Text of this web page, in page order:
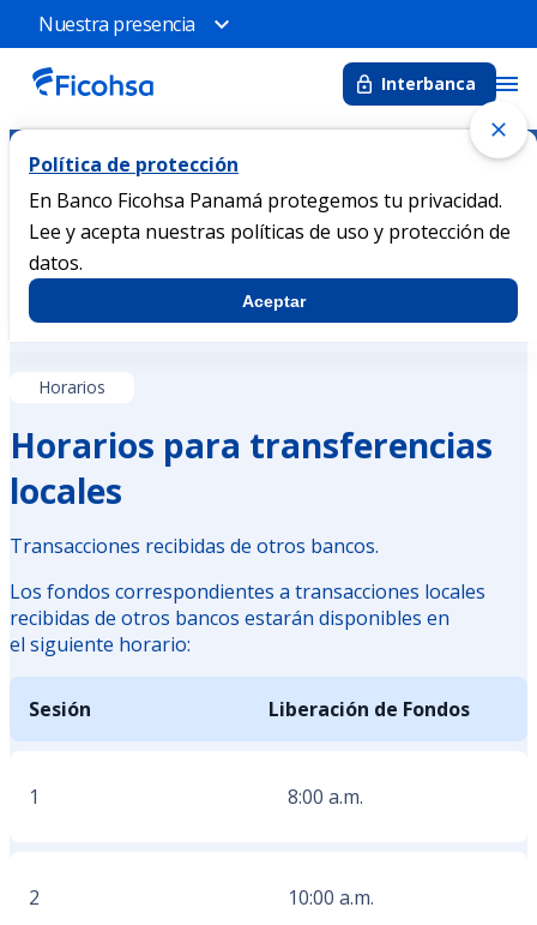
Nuestra presencia
Interbanca
Política de protección
En Banco Ficohsa Panamá protegemos tu privacidad.
Lee y acepta nuestras políticas de uso y protección de
datos.
Aceptar
Inicio Horarios De Transferencias ACH
Horarios para transferencia ACH
Conoce los horarios para las transacciones recibidas ACH
Horarios
Horarios para transferencias
locales
Transacciones recibidas de otros bancos.
Los fondos correspondientes a transacciones locales
recibidas de otros bancos estarán disponibles en
el siguiente horario:
Sesión Liberación de Fondos
1
2
8:00 a.m.
10:00 a.m.